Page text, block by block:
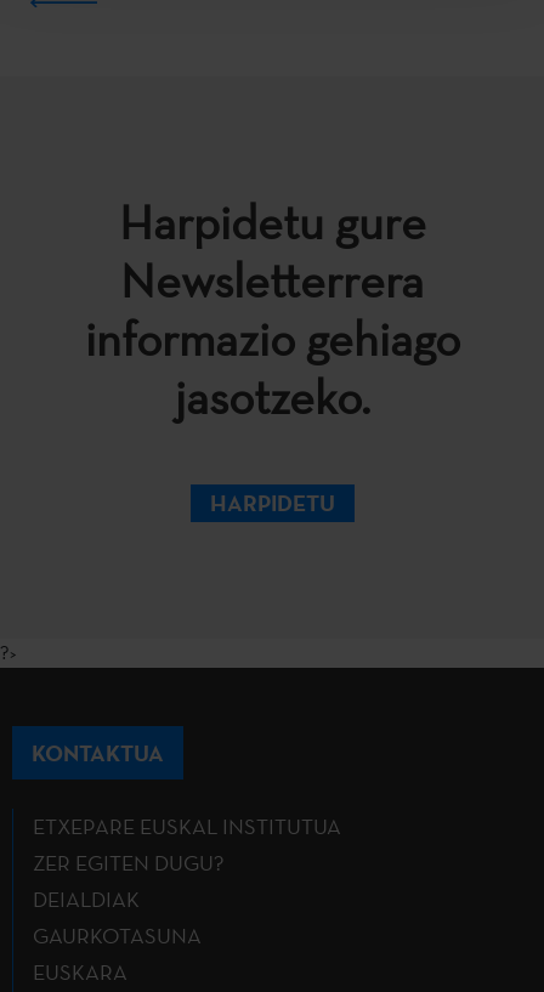
Harpidetu gure
Newsletterrera
informazio gehiago
jasotzeko.
HARPIDETU
?>
KONTAKTUA
ETXEPARE EUSKAL INSTITUTUA
ZER EGITEN DUGU?
DEIALDIAK
GAURKOTASUNA
EUSKARA